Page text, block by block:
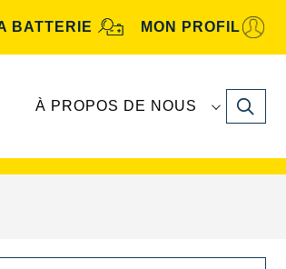
BATTERIE MON PROFIL
À PROPOS DE NOUS Search